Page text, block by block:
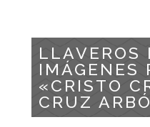
LLAVEROS
IMÁGENES
«CRISTO
CRUZ